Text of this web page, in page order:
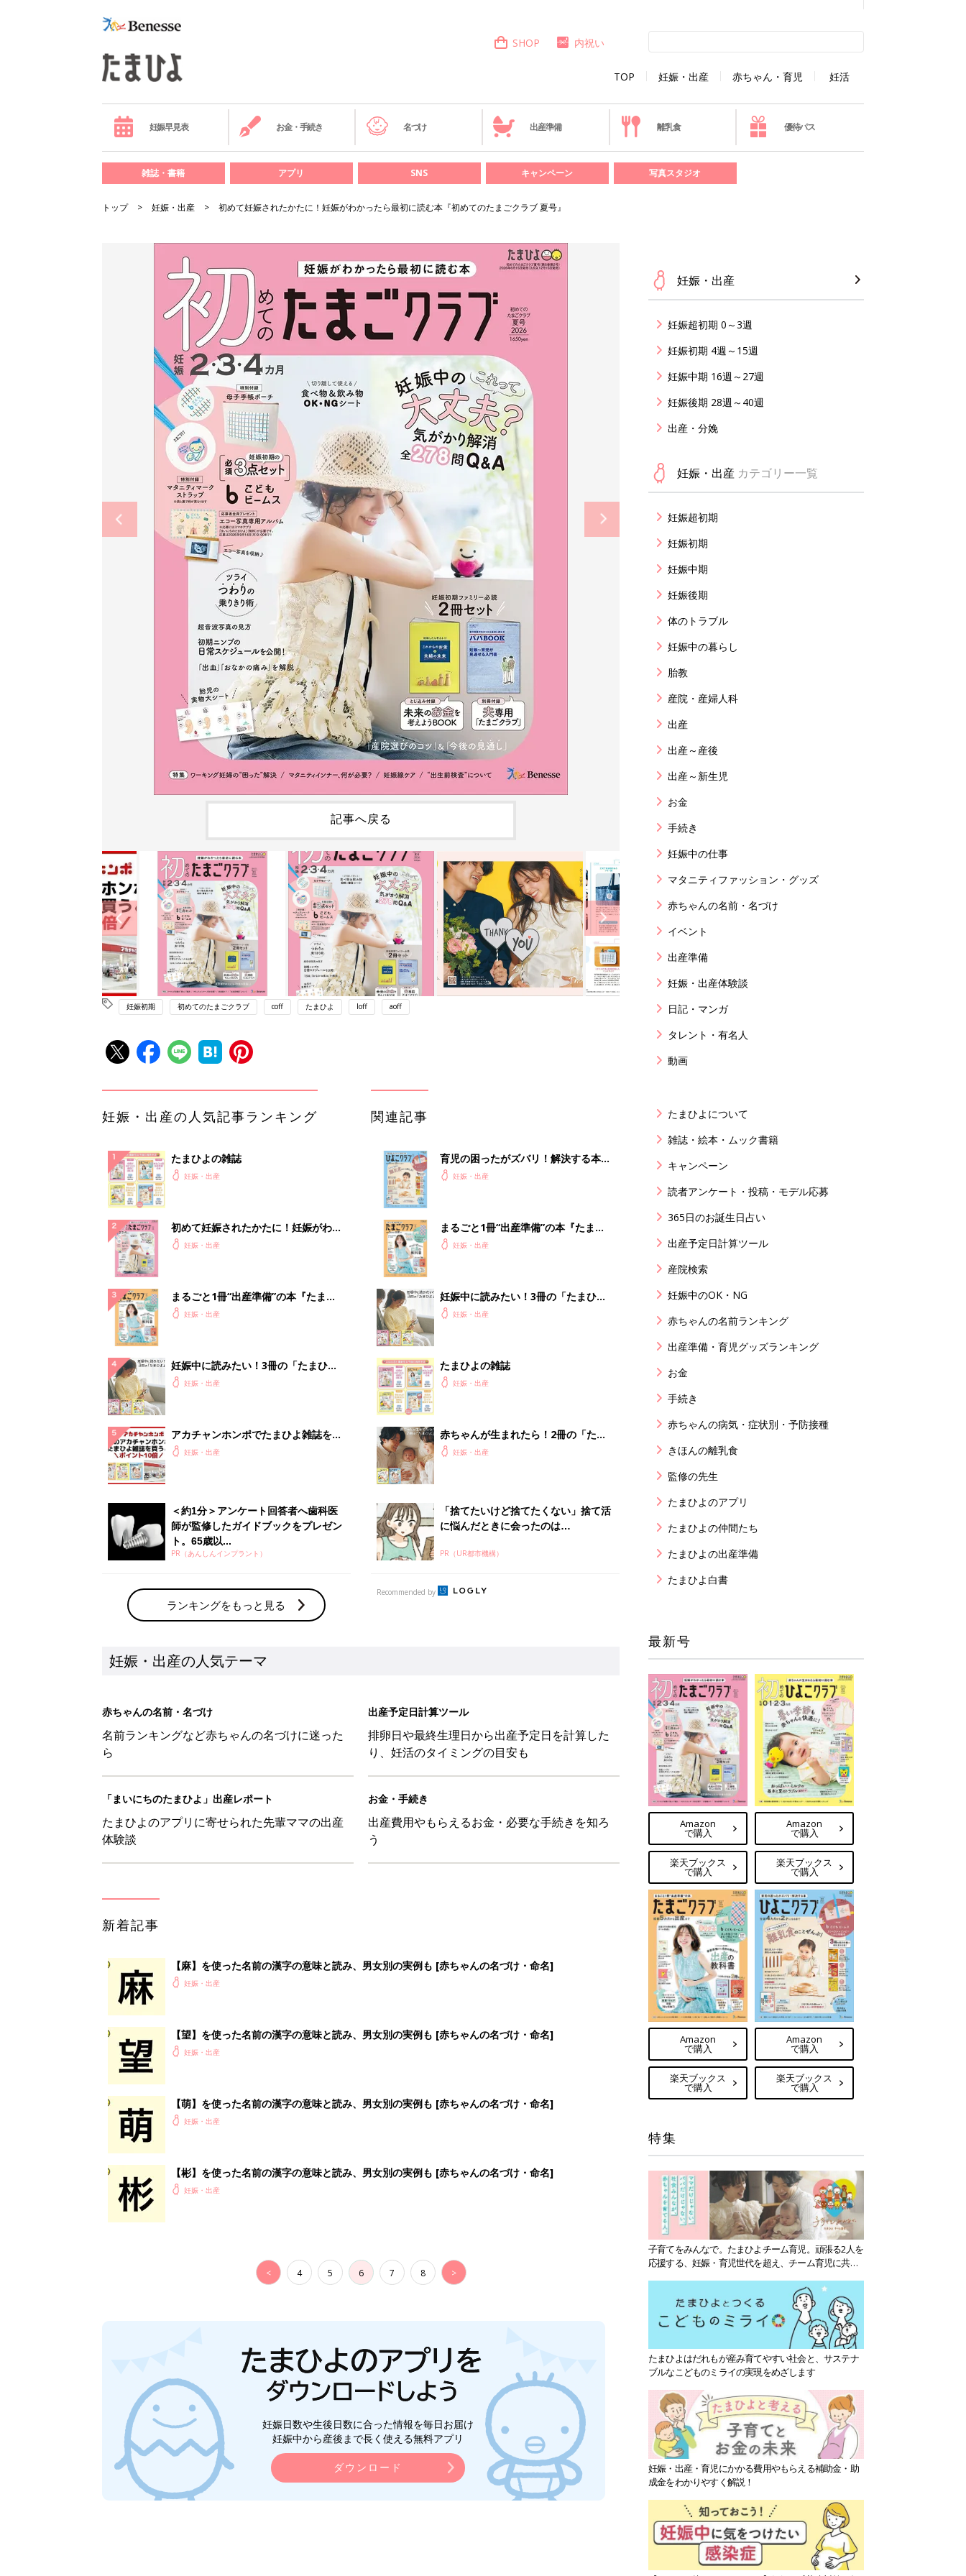
TOP 妊娠・出産 赤ちゃん・育児 妊活
SHOP 内祝い
妊娠早見表 お金・手続き 名づけ 出産準備 離乳食 優待パス
雑誌・書籍 アプリ SNS キャンペーン 写真スタジオ
トップ 妊娠・出産 初めて妊娠されたかたに！妊娠がわかったら最初に読む本『初めてのたまごクラブ 夏号』
記事へ戻る
妊娠初期 初めてのたまごクラブ coff たまひよ loff aoff
妊娠・出産の人気記事ランキング
たまひよの雑誌
妊娠・出産
初めて妊娠されたかたに！妊娠がわか
ったら最初に読む本『初めてのたまご
妊娠・出産
まるごと1冊“出産準備”の本『たまご
クラブ 夏号』〈スペシャル大特集〉
妊娠・出産
妊娠中に読みたい！3冊の「たまひ
よ」妊娠・出産
アカチャンホンポでたまひよ雑誌を買
うとポイント10倍【期間限定】
妊娠・出産
＜約1分＞アンケート回答者へ歯科医
師が監修したガイドブックをプレゼン
ト。65歳以...
PR（あんしんインプラント）
ランキングをもっと見る
関連記事
育児の困ったがズバリ！解決する本
『ひよこクラブ 秋号』 4カ月～2才
妊娠・出産
まるごと1冊“出産準備”の本『たまご
クラブ 夏号』〈スペシャル大特集〉
妊娠・出産
妊娠中に読みたい！3冊の「たまひ
よ」妊娠・出産
たまひよの雑誌
妊娠・出産
赤ちゃんが生まれたら！2冊の「たま
ひよ」
妊娠・出産
「捨てたいけど捨てたくない」捨て活
に悩んだときに会ったのは…
PR（UR都市機構）
Recommended by
妊娠・出産の人気テーマ
赤ちゃんの名前・名づけ
名前ランキングなど赤ちゃんの名づけに迷った
ら
出産予定日計算ツール
排卵日や最終生理日から出産予定日を計算した
り、妊活のタイミングの目安も
「まいにちのたまひよ」出産レポート
たまひよのアプリに寄せられた先輩ママの出産
体験談
お金・手続き
出産費用やもらえるお金・必要な手続きを知ろ
う
新着記事
【麻】を使った名前の漢字の意味と読み、男女別の実例も [赤ちゃんの名づけ・命名]
妊娠・出産
【望】を使った名前の漢字の意味と読み、男女別の実例も [赤ちゃんの名づけ・命名]
妊娠・出産
【萌】を使った名前の漢字の意味と読み、男女別の実例も [赤ちゃんの名づけ・命名]
妊娠・出産
【彬】を使った名前の漢字の意味と読み、男女別の実例も [赤ちゃんの名づけ・命名]
妊娠・出産
< 4 5 6 7 8 >
妊娠日数や生後日数に合った情報を毎日お届け
妊娠中から産後まで長く使える無料アプリ
ダウンロード
妊娠・出産
妊娠超初期 0～3週
妊娠初期 4週～15週
妊娠中期 16週～27週
妊娠後期 28週～40週
出産・分娩
妊娠・出産 カテゴリー一覧
妊娠超初期
妊娠初期
妊娠中期
妊娠後期
体のトラブル
妊娠中の暮らし
胎教
産院・産婦人科
出産
出産～産後
出産～新生児
お金
手続き
妊娠中の仕事
マタニティファッション・グッズ
赤ちゃんの名前・名づけ
イベント
出産準備
妊娠・出産体験談
日記・マンガ
タレント・有名人
動画
たまひよについて
雑誌・絵本・ムック書籍
キャンペーン
読者アンケート・投稿・モデル応募
365日のお誕生日占い
出産予定日計算ツール
産院検索
妊娠中のOK・NG
赤ちゃんの名前ランキング
出産準備・育児グッズランキング
お金
手続き
赤ちゃんの病気・症状別・予防接種
きほんの離乳食
監修の先生
たまひよのアプリ
たまひよの仲間たち
たまひよの出産準備
たまひよ白書
最新号
Amazon
で購入
楽天ブックス
で購入
Amazon
で購入
楽天ブックス
で購入
Amazon
で購入
楽天ブックス
で購入
Amazon
で購入
楽天ブックス
で購入
特集
子育てをみんなで。たまひよチーム育児。頑張る2人を
応援する、妊娠・育児世代を超え、チーム育児に共感
たまひよはだれもが産み育てやすい社会と、サステナ
ブルなこどものミライの実現をめざします
妊娠・出産・育児にかかる費用やもらえる補助金・助
成金をわかりやすく解説！